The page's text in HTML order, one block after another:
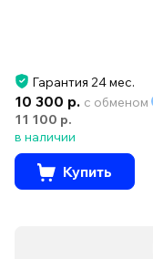
Гарантия 24 мес.
10 300 р. с обменом
11 100 р.
в наличии
Купить